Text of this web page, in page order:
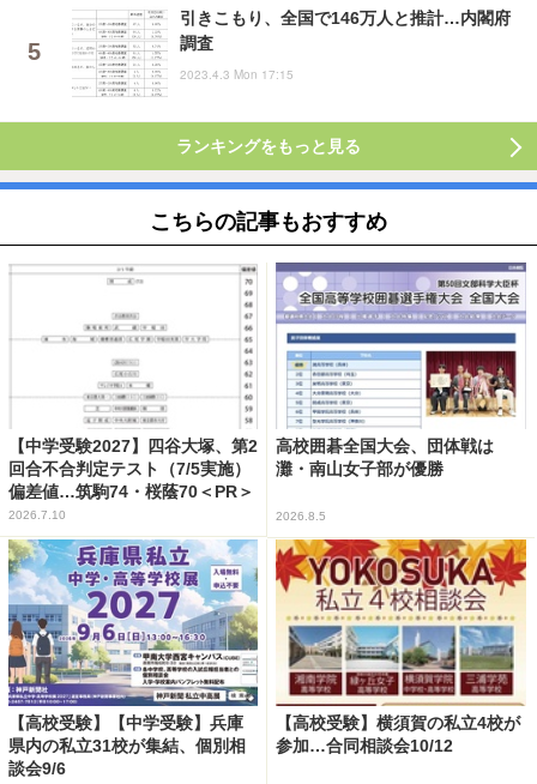
引きこもり、全国で146万人と推計…内閣府
調査
2023.4.3 Mon 17:15
ランキングをもっと見る
こちらの記事もおすすめ
【中学受験2027】四谷大塚、第2
回合不合判定テスト（7/5実施）
偏差値…筑駒74・桜蔭70＜PR＞
2026.7.10
高校囲碁全国大会、団体戦は
灘・南山女子部が優勝
2026.8.5
【高校受験】【中学受験】兵庫
県内の私立31校が集結、個別相
談会9/6
【高校受験】横須賀の私立4校が
参加…合同相談会10/12